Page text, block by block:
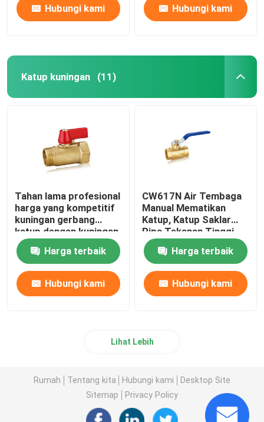
Hubungi kami Hubungi kami
Katup kuningan (11)
Tahan lama profesional
harga yang kompetitif
kuningan gerbang
katup dengan kuningan
1/2 inch bola katup
drainerHarga terbaik
Hubungi kami
CW617N Air Tembaga
Manual Mematikan
Katup, Katup Saklar
Pipa Tekanan Tinggi
Harga terbaik
Hubungi kami
Lihat Lebih
Rumah Tentang kita Hubungi kami
Desktop Site
Sitemap
Privacy Policy